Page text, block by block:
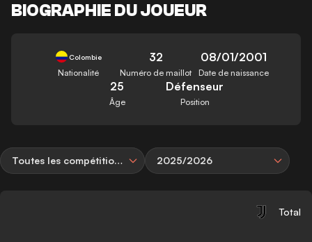
BIOGRAPHIE DU JOUEUR
Colombie
Nationalité
32
Numéro de maillot
08/01/2001
Date de naissance
25
Âge
Défenseur
Position
Toutes les compétitions 2025/2026
Total